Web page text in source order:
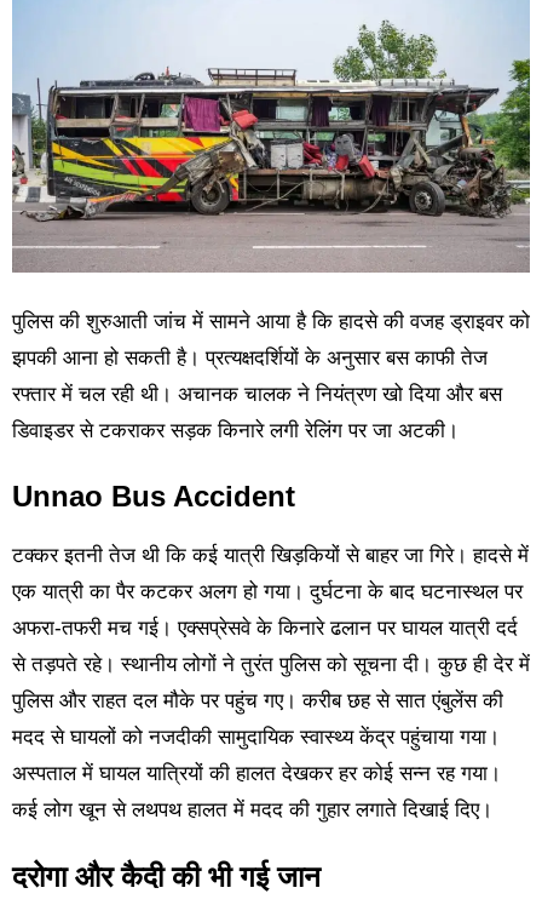
पुलिस की शुरुआती जांच में सामने आया है कि हादसे की वजह ड्राइवर को
झपकी आना हो सकती है। प्रत्यक्षदर्शियों के अनुसार बस काफी तेज
रफ्तार में चल रही थी। अचानक चालक ने नियंत्रण खो दिया और बस
डिवाइडर से टकराकर सड़क किनारे लगी रेलिंग पर जा अटकी।
Unnao Bus Accident
टक्कर इतनी तेज थी कि कई यात्री खिड़कियों से बाहर जा गिरे। हादसे में
एक यात्री का पैर कटकर अलग हो गया। दुर्घटना के बाद घटनास्थल पर
अफरा-तफरी मच गई। एक्सप्रेसवे के किनारे ढलान पर घायल यात्री दर्द
से तड़पते रहे। स्थानीय लोगों ने तुरंत पुलिस को सूचना दी। कुछ ही देर में
पुलिस और राहत दल मौके पर पहुंच गए। करीब छह से सात एंबुलेंस की
मदद से घायलों को नजदीकी सामुदायिक स्वास्थ्य केंद्र पहुंचाया गया।
अस्पताल में घायल यात्रियों की हालत देखकर हर कोई सन्न रह गया।
कई लोग खून से लथपथ हालत में मदद की गुहार लगाते दिखाई दिए।
दरोगा और कैदी की भी गई जान